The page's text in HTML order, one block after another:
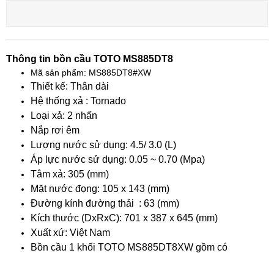
Thông tin bồn cầu TOTO MS885DT8
Mã sản phẩm: MS885DT8#XW
Thiết kế: Thân dài
Hệ thống xả : Tornado
Loại xả: 2 nhấn
Nắp rơi êm
Lượng nước sử dụng: 4.5/ 3.0 (L)
Áp lực nước sử dụng: 0.05 ~ 0.70 (Mpa)
Tâm xả: 305 (mm)
Mặt nước đọng: 105 x 143 (mm)
Đường kính đường thải : 63 (mm)
Kích thước (DxRxC): 701 x 387 x 645 (mm)
Xuất xứ: Việt Nam
Bồn cầu 1 khối TOTO MS885DT8XW gồm có